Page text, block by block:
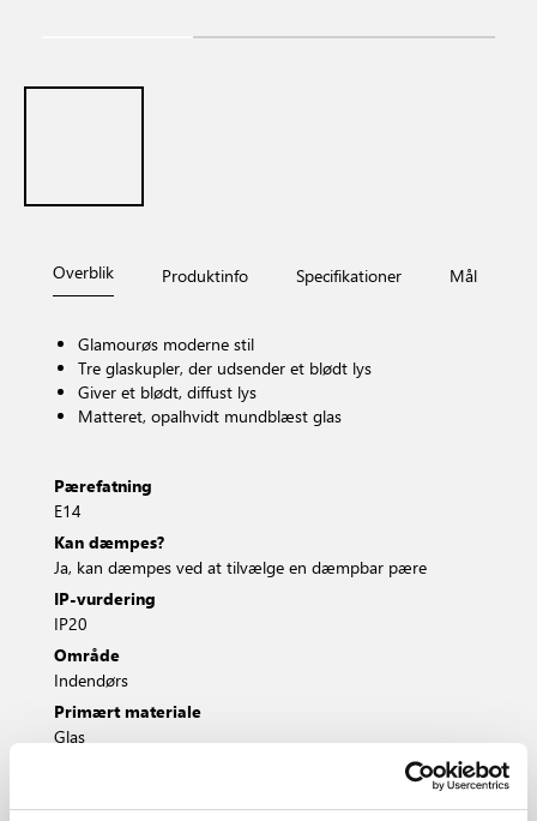
Overblik Produktinfo Specifikationer Mål
Glamourøs moderne stil
Tre glaskupler, der udsender et blødt lys
Giver et blødt, diffust lys
Matteret, opalhvidt mundblæst glas
Pærefatning
E14
Kan dæmpes?
Ja, kan dæmpes ved at tilvælge en dæmpbar pære
IP-vurdering
IP20
Område
Indendørs
Primært materiale
Glas